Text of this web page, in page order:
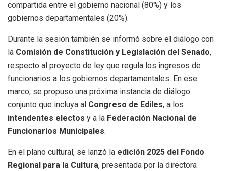
compartida entre el gobierno nacional (80%) y los
gobiernos departamentales (20%).
Durante la sesión también se informó sobre el diálogo con
la Comisión de Constitución y Legislación del Senado,
respecto al proyecto de ley que regula los ingresos de
funcionarios a los gobiernos departamentales. En ese
marco, se propuso una próxima instancia de diálogo
conjunto que incluya al Congreso de Ediles, a los
intendentes electos y a la Federación Nacional de
Funcionarios Municipales.
En el plano cultural, se lanzó la edición 2025 del Fondo
Regional para la Cultura, presentada por la directora